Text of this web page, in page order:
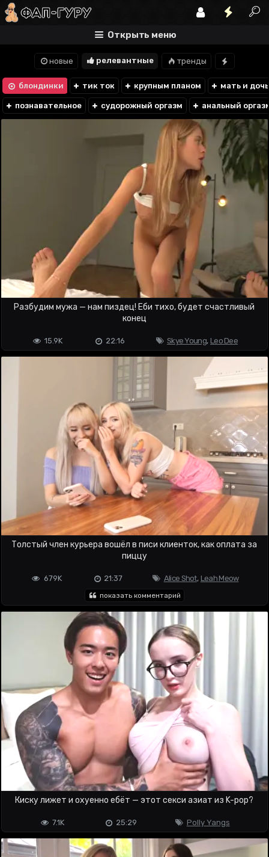
Открыть меню
новые релевантные тренды
блондинки тик ток крупным планом мать и дочь
познавательное судорожный оргазм анальный
Разбудим мужа — нам пиздец! Еби тихо, будет счастливый
конец
Skye Young, Leo Dee
22:16
15.9K
Толстый член курьера вошёл в писи клиенток, как оплата за
пиццу
Alice Shot, Leah Meow
21:37
679K
показать комментарий
Киску лижет и охуенно ебёт — этот секси азиат из K-pop?
Polly Yangs
25:29
7.1K